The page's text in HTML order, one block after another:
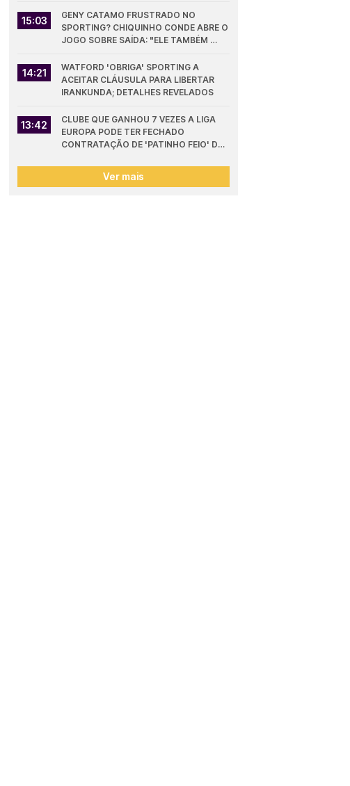
15:03
GENY CATAMO FRUSTRADO NO
SPORTING? CHIQUINHO CONDE ABRE O
JOGO SOBRE SAÍDA: "ELE TAMBÉM
14:21
WATFORD 'OBRIGA' SPORTING A
ACEITAR CLÁUSULA PARA LIBERTAR
IRANKUNDA; DETALHES REVELADOS
13:42
CLUBE QUE GANHOU 7 VEZES A LIGA
EUROPA PODE TER FECHADO
CONTRATAÇÃO DE 'PATINHO FEIO' DO
Ver mais